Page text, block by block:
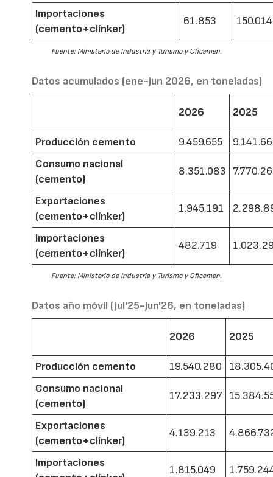
Importaciones
(cemento+clínker)
61.853 150.014
Fuente: Ministerio de Industria y Turismo y Oficemen.
Datos acumulados (ene-jun 2026, en toneladas)
2026 2025
Producción cemento 9.459.655
Consumo nacional
(cemento)
8.351.083
Exportaciones
(cemento+clínker)
1.945.191
Importaciones
(cemento+clínker)
482.719
Fuente: Ministerio de Industria y Turismo y Oficemen.
Datos año móvil (jul'25-jun'26, en toneladas)
2026 2025
Producción cemento 19.540.280
Consumo nacional
(cemento)
17.233.297
Exportaciones
(cemento+clínker)
4.139.213
Importaciones
1.815.049